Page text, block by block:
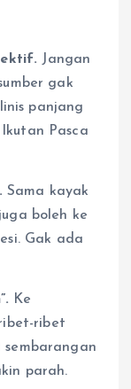
Jangan
gak
panjang
Pasca
Sama kayak
boleh ke
Gak ada
Ke
ribet
parah.